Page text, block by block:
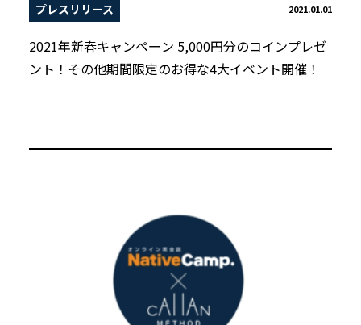
プレスリリース 2021.01.01
2021年新春キャンペーン 5,000円分のコインプレゼ
ント！その他期間限定のお得な4大イベント開催！